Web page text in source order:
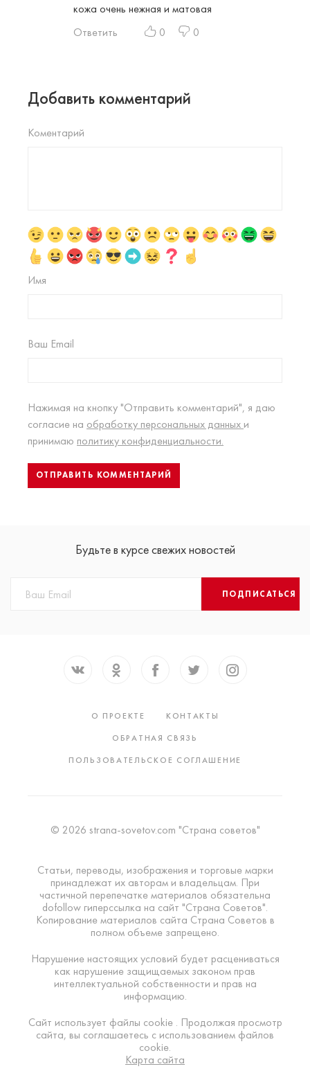
кожа очень нежная и матовая
Ответить
0 0
Добавить комментарий
Коментарий
Имя
Ваш Email
Нажимая на кнопку "Отправить комментарий", я даю
согласие на обработку персональных данных и
принимаю политику конфиденциальности.
Будьте в курсе свежих новостей
ПОДПИСАТЬСЯ
О ПРОЕКТЕ
КОНТАКТЫ
ОБРАТНАЯ СВЯЗЬ
ПОЛЬЗОВАТЕЛЬСКОЕ СОГЛАШЕНИЕ
© 2026 strana-sovetov.com "Страна советов"
Статьи, переводы, изображения и торговые марки
принадлежат их авторам и владельцам. При
частичной перепечатке материалов обязательна
dofollow гиперссылка на сайт "Страна Советов".
Копирование материалов сайта Страна Советов в
полном объеме запрещено.
Нарушение настоящих условий будет расцениваться
как нарушение защищаемых законом прав
интеллектуальной собственности и прав на
информацию.
Сайт использует файлы cookie . Продолжая просмотр
сайта, вы соглашаетесь с использованием файлов
cookie.
Карта сайта